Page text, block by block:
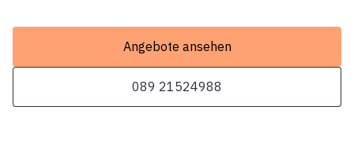
Angebote ansehen
089 21524988